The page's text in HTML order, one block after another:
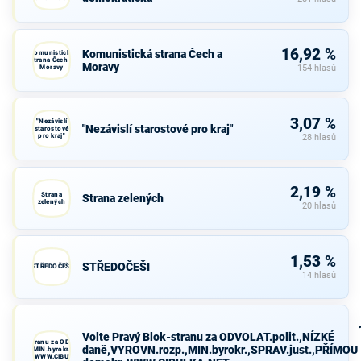
Komunistická
strana Čech a
Moravy
Komunistická strana Čech a
Moravy
16,92 %
154 hlasů
"Nezávislí
starostové
pro kraj"
"Nezávislí starostové pro kraj" 3,07 %
28 hlasů
Strana
zelených
Strana zelených 2,19 %
20 hlasů
STŘEDOČEŠI STŘEDOČEŠI 1,53 %
14 hlasů
Blok-stranu za ODVOLAT.polit.,NÍZKÉ
demokr. WWW.CIBULKA.NET
Volte Pravý Blok-stranu za ODVOLAT.polit.,NÍZKÉ
daně,VYROVN.rozp.,MIN.byrokr.,SPRAV.just.,PŘÍMOU